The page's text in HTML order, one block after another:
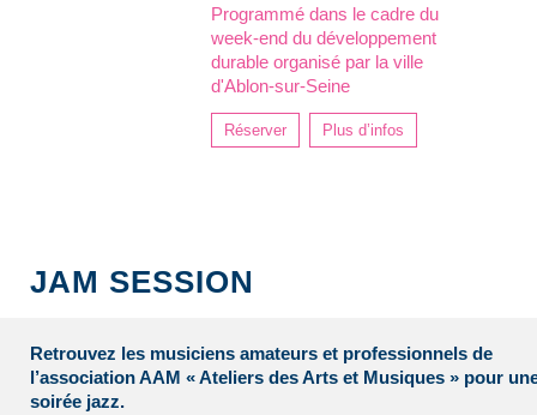
Programmé dans le cadre du
week-end du développement
durable organisé par la ville
d'Ablon-sur-Seine
Réserver Plus d’infos
JAM SESSION
Retrouvez les musiciens amateurs et professionnels de
l’association AAM « Ateliers des Arts et Musiques » pour
soirée jazz.